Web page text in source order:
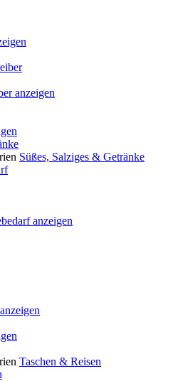
anzeigen
Süßes, Salziges & Getränke
anzeigen
Taschen & Reisen